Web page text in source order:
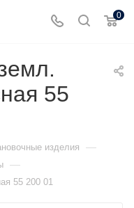
0
55
изделия —
—
55 200 01